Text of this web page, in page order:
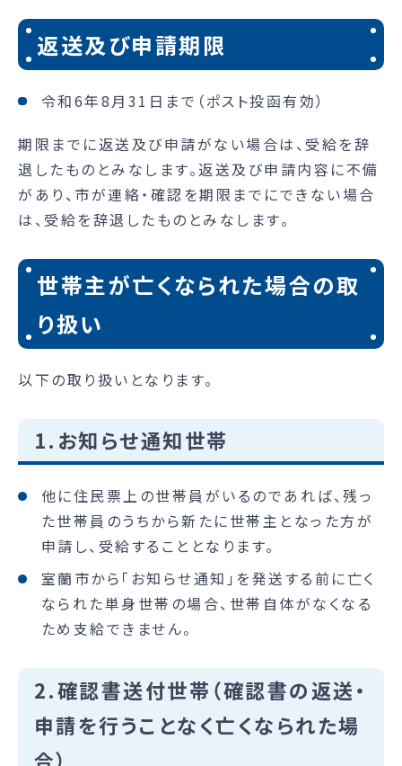
返送及び申請期限
令和6年8月31日まで（ポスト投函有効）
期限までに返送及び申請がない場合は、受給を辞
退したものとみなします。返送及び申請内容に不備
があり、市が連絡・確認を期限までにできない場合
は、受給を辞退したものとみなします。
世帯主が亡くなられた場合の取
り扱い
以下の取り扱いとなります。
1.お知らせ通知世帯
他に住民票上の世帯員がいるのであれば、残っ
た世帯員のうちから新たに世帯主となった方が
申請し、受給することとなります。
室蘭市から「お知らせ通知」を発送する前に亡く
なられた単身世帯の場合、世帯自体がなくなる
ため支給できません。
2.確認書送付世帯（確認書の返送・
申請を行うことなく亡くなられた場
合）